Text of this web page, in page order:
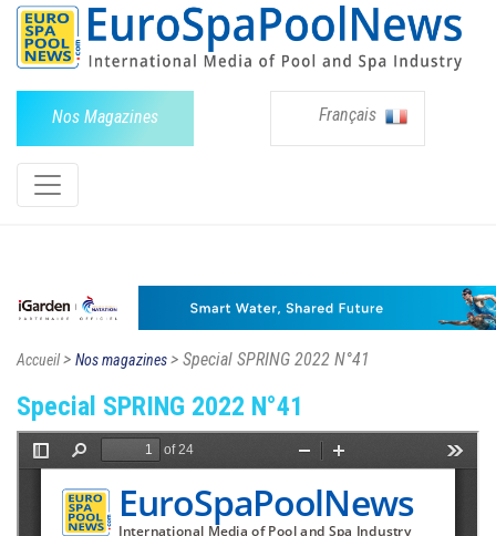
Nos Magazines Français
Accueil> Nos magazines> Special SPRING 2022 N°41
Special SPRING 2022 N°41